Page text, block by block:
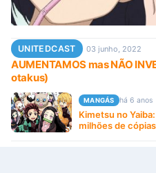
UNITEDCAST 03 junho, 2022
AUMENTAMOS mas NÃO
otakus)
MANGÁS há 6 anos
Kimetsu no
milhões de cópias